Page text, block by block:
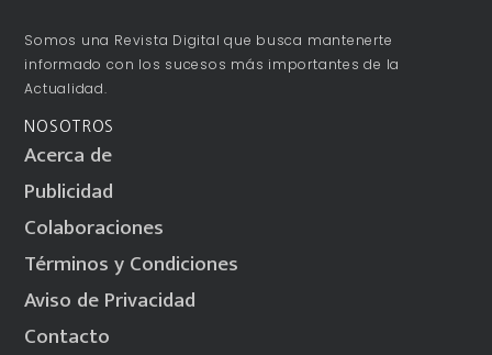
Somos una Revista Digital que busca mantenerte
informado con los sucesos más importantes de la
Actualidad.
NOSOTROS
Acerca de
Publicidad
Colaboraciones
Términos y Condiciones
Aviso de Privacidad
Contacto